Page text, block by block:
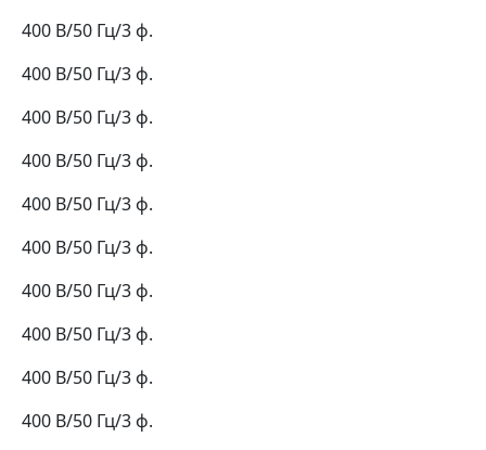
400 В/50 Гц/3 ф.
400 В/50 Гц/3 ф.
400 В/50 Гц/3 ф.
400 В/50 Гц/3 ф.
400 В/50 Гц/3 ф.
400 В/50 Гц/3 ф.
400 В/50 Гц/3 ф.
400 В/50 Гц/3 ф.
400 В/50 Гц/3 ф.
400 В/50 Гц/3 ф.